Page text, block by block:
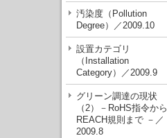
汚染度（Pollution
Degree）／2009.10
設置カテゴリ
（Installation
Category）／2009.9
グリーン調達の現状
（2）－RoHS指令から
REACH規則まで －／
2009.8